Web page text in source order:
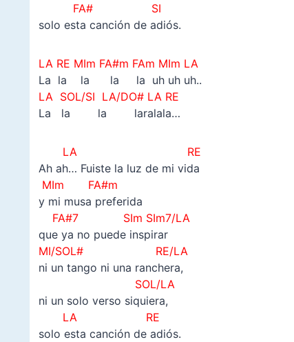
FA# SI
solo esta canción de adiós.
LA RE MIm FA#m FAm MIm LA
La la la la la uh uh uh..
LA SOL/SI LA/DO# LA RE
La la la laralala…
LA RE
Ah ah… Fuiste la luz de mi vida
MIm FA#m
y mi musa preferida
FA#7 SIm SIm7/LA
que ya no puede inspirar
MI/SOL# RE/LA
ni un tango ni una ranchera,
SOL/LA
ni un solo verso siquiera,
LA RE
solo esta canción de adiós.